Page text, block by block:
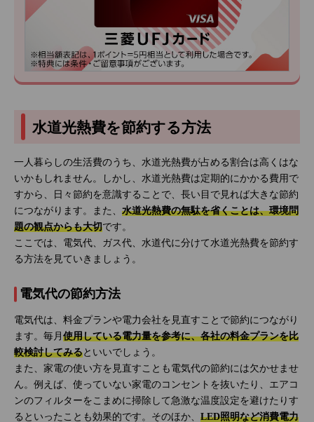
水道光熱費を節約する方法
一人暮らしの生活費のうち、水道光熱費が占める割合は高くはな
いかもしれません。しかし、水道光熱費は定期的にかかる費用で
すから、日々節約を意識することで、長い目で見れば大きな節約
につながります。また、 水道光熱費の無駄を省くことは、環境問
題の観点からも大切です。
ここでは、電気代、ガス代、水道代に分けて水道光熱費を節約す
る方法を見ていきましょう。
電気代の節約方法
電気代は、料金プランや電力会社を見直すことで節約につながり
ます。毎月 使用している電力量を参考に、各社の料金プランを比
較検討してみるといいでしょう。
また、家電の使い方を見直すことも電気代の節約には欠かせませ
ん。例えば、使っていない家電のコンセントを抜いたり、エアコ
ンのフィルターをこまめに掃除して急激な温度設定を避けたりす
るといったことも効果的です。そのほか、 LED照明など消費電力